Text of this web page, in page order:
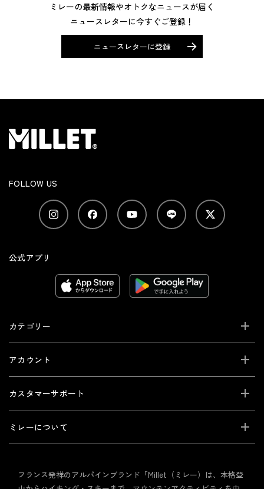
ミレーの最新情報やオトクなニュースが届く
ニュースレターに今すぐご登録！
ニュースレターに登録
FOLLOW US
公式アプリ
カテゴリー
アカウント
カスタマーサポート
ミレーについて
フランス発祥のアルパインブランド「Millet（ミレー）は、本格登